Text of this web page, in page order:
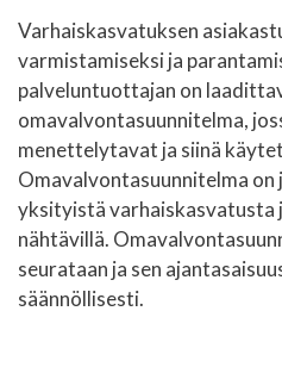
Varhaiskasvatuksen
varmistamiseksi ja
palveluntuottajan on
omavalvontasuunnitelma,
menettelytavat ja siinä
Omavalvontasuunnitelma on
yksityistä varhaiskasvatusta
nähtävillä.
seurataan ja sen
säännöllisesti.